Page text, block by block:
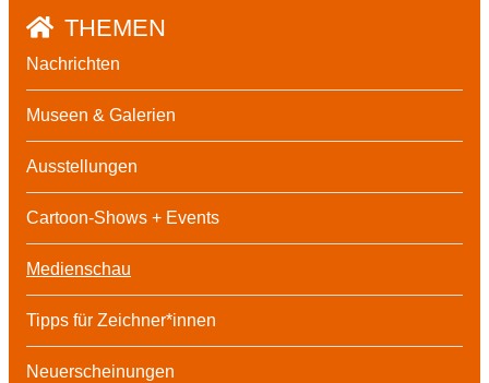
THEMEN
Nachrichten
Museen & Galerien
Ausstellungen
Cartoon-Shows + Events
Medienschau
Tipps für Zeichner*innen
Neuerscheinungen